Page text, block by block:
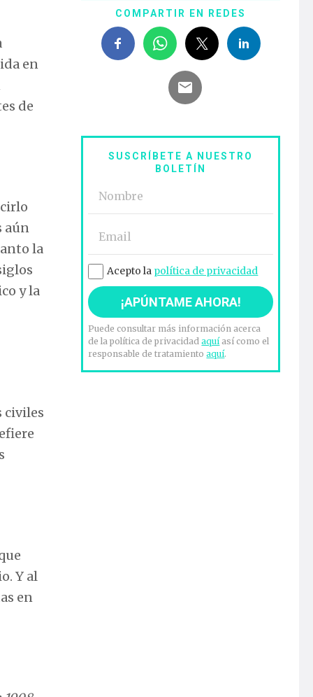
en
de
aún
la
y la
civiles
Y al
en
COMPARTIR EN REDES
SUSCRÍBETE A NUESTRO
BOLETÍN
Acepto la política de privacidad
Puede consultar más información acerca
de la política de privacidadaquíasí como el
responsable de tratamientoaquí.